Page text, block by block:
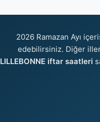
2026 Ramazan Ayı
edebilirsiniz. Diğer
LILLEBONNE iftar saatleri